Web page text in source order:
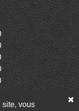
site, vous